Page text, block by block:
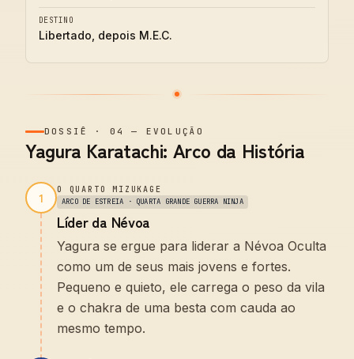
DESTINO
Libertado, depois M.E.C.
DOSSIÊ · 04 — EVOLUÇÃO
Yagura Karatachi: Arco da História
1
O QUARTO MIZUKAGE
ARCO DE ESTREIA · QUARTA GRANDE GUERRA NINJA
Líder da Névoa
Yagura se ergue para liderar a Névoa Oculta
como um de seus mais jovens e fortes.
Pequeno e quieto, ele carrega o peso da vila
e o chakra de uma besta com cauda ao
mesmo tempo.